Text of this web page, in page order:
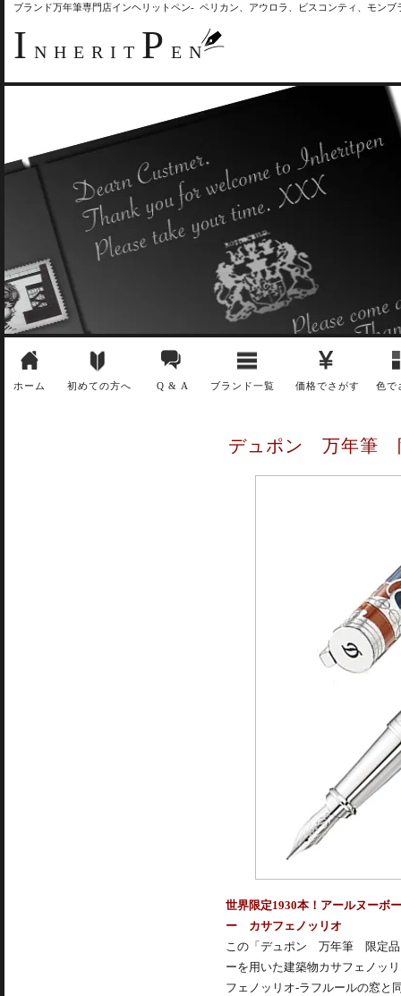
ブランド万年筆専門店インヘリットペン- ペリカン、アウロラ、ビスコンティ、モン
I NHERIT P EN
ホーム 初めての方へ Q & A ブランド一覧 価格でさがす 色で
デュポン 万年筆
世界限定1930本！アールヌー
ー カサフェノッリオ
この「デュポン 万年筆 限定品
ーを用いた建築物カサフェノッ
フェノッリオ-ラフルールの窓と